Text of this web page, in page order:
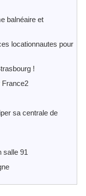
balnéaire et
locationnautes pour
!
France2
sa centrale de
salle 91